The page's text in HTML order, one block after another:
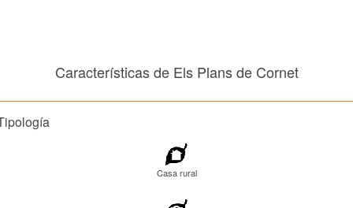
Características de Els Plans de Cornet
Casa rural